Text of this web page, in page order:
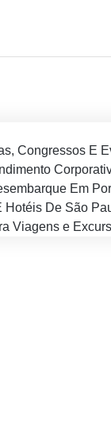
Congressos E
Em
Hotéis De São
Viagens e